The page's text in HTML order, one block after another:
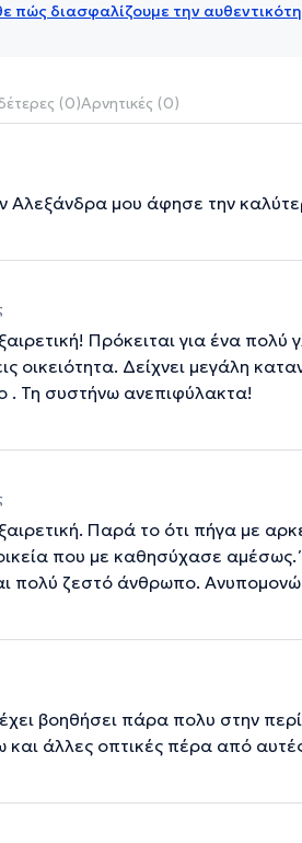
πώς διασφαλίζουμε την
(0)Αρνητικές (0)
Αλεξάνδρα μου άφησε την
Πρόκειται για ένα
οικειότητα. Δείχνει μεγάλη
. Τη συστήνω ανεπιφύλακτα!
Παρά το ότι πήγα με
που με καθησύχασε
πολύ ζεστό άνθρωπο. Ανυπομονώ
βοηθήσει πάρα πολυ στην
άλλες οπτικές πέρα από